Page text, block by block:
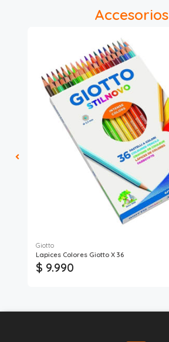
Accesorios
Giotto
Lapices Colores Giotto X 36
$ 9.990